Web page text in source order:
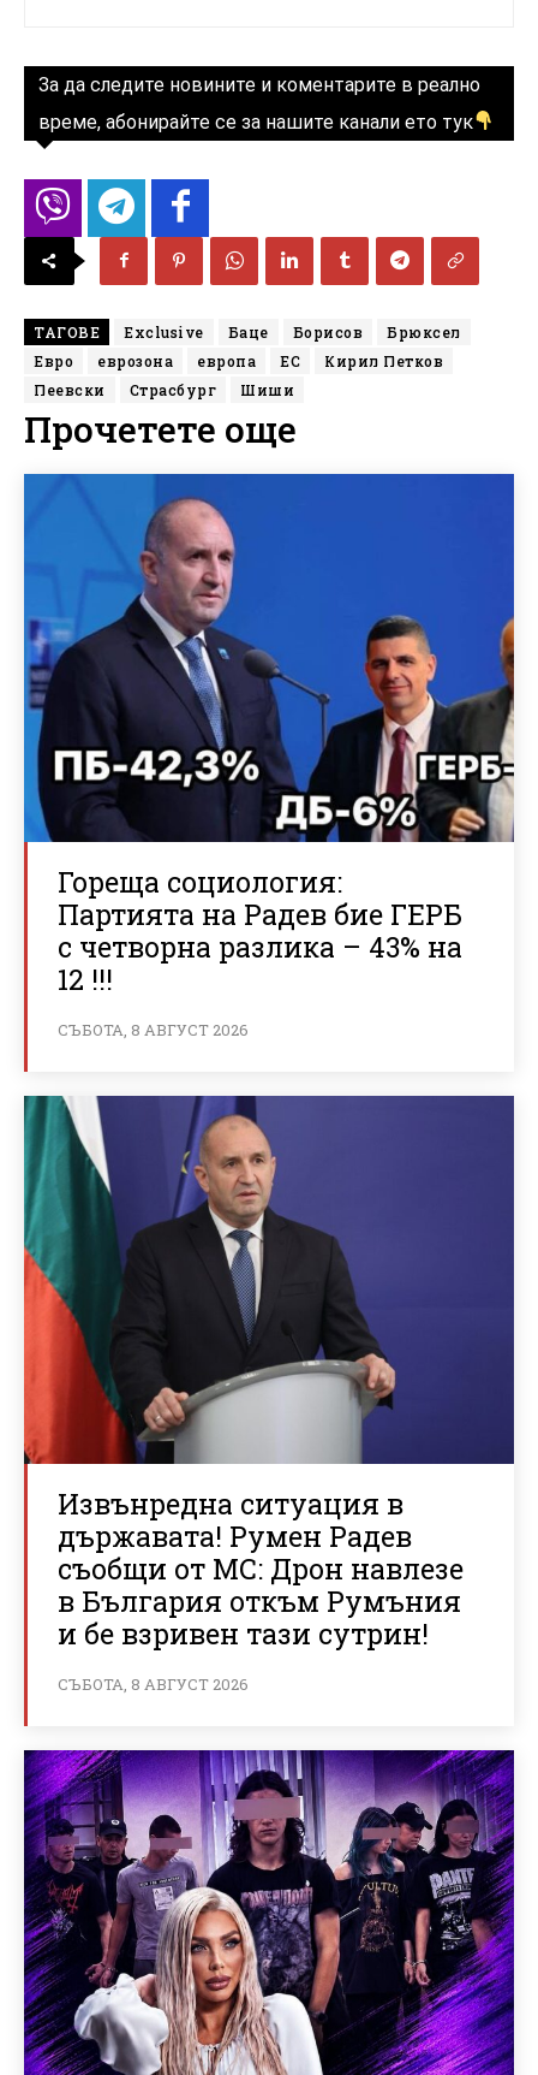
За да следите новините и коментарите в реално
време, абонирайте се за нашите канали ето тук
ТАГОВЕ Exclusive Баце Борисов
Брюксел
Евро
еврозона европа ЕС
Кирил Петков
Пеевски
Страсбург Шиши
Прочетете още
Гореща социология:
Партията на Радев бие ГЕРБ
с четворна разлика – 43% на
12 !!!
СЪБОТА, 8 АВГУСТ 2026
Извънредна ситуация в
държавата! Румен Радев
съобщи от МС: Дрон навлезе
в България откъм Румъния
и бе взривен тази сутрин!
СЪБОТА, 8 АВГУСТ 2026